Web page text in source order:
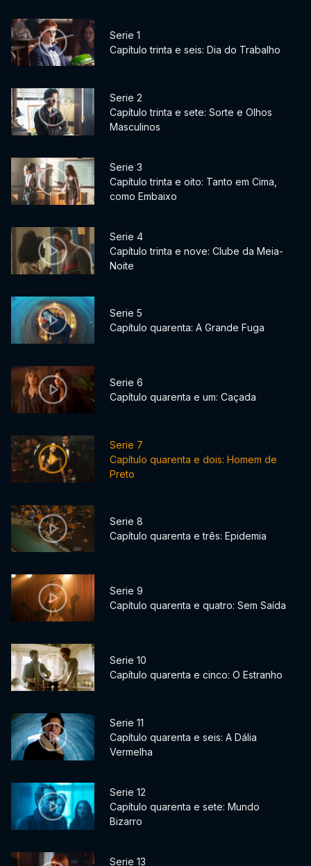
Serie 1
Capítulo trinta e seis: Dia do Trabalho
Serie 2
Capítulo trinta e sete: Sorte e Olhos
Masculinos
Serie 3
Capítulo trinta e oito: Tanto em Cima,
como Embaixo
Serie 4
Capítulo trinta e nove: Clube da Meia-
Noite
Serie 5
Capítulo quarenta: A Grande Fuga
Serie 6
Capítulo quarenta e um: Caçada
Serie 7
Capítulo quarenta e dois: Homem de
Preto
Serie 8
Capítulo quarenta e três: Epidemia
Serie 9
Capítulo quarenta e quatro: Sem Saída
Serie 10
Capítulo quarenta e cinco: O Estranho
Serie 11
Capítulo quarenta e seis: A Dália
Vermelha
Serie 12
Capítulo quarenta e sete: Mundo
Bizarro
Serie 13